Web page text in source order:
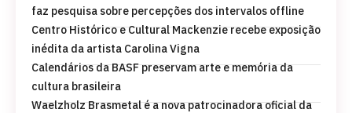
faz pesquisa sobre percepções dos intervalos offline
Centro Histórico e Cultural Mackenzie recebe exposição
inédita da artista Carolina Vigna
Calendários da BASF preservam arte e memória da
cultura brasileira
Waelzholz Brasmetal é a nova patrocinadora oficial da